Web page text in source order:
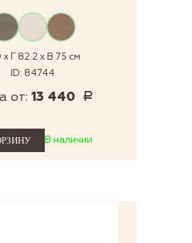
x Г 82.2 x В 75 см
ID: 84744
от: 13 440 Р
В наличии